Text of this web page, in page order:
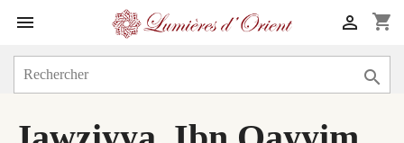
 shopping_cart

